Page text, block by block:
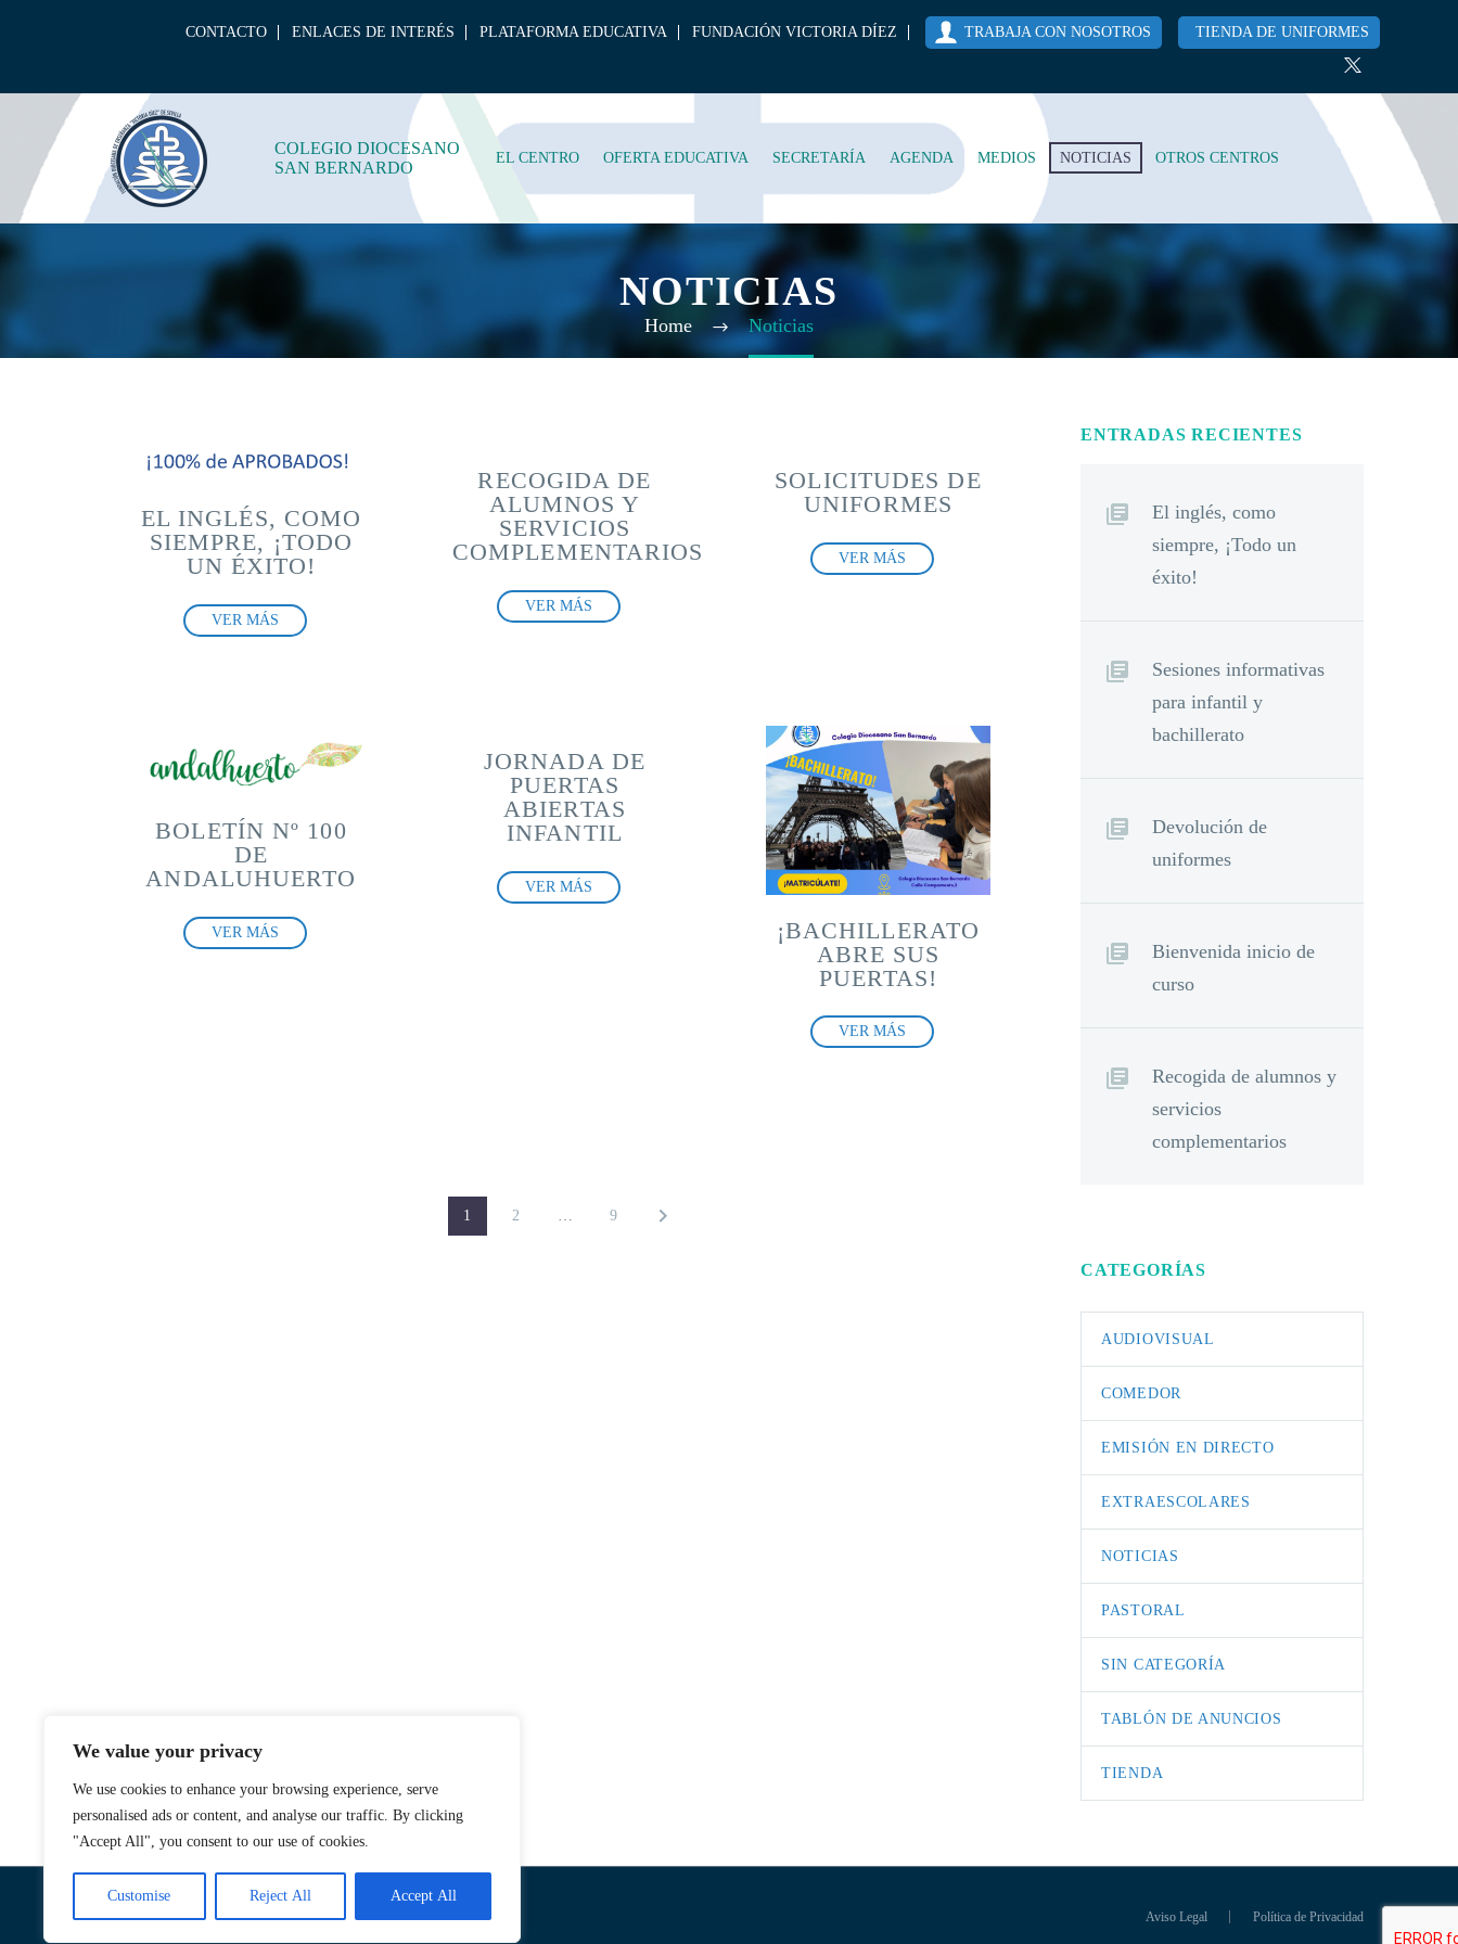
We value your privacy
We use cookies to enhance your browsing experience, serve
personalised ads or content, and analyse our traffic. By clicking
"Accept All", you consent to our use of cookies.
Customise Reject All Accept All
CONTACTO ENLACES DE INTERÉS PLATAFORMA EDUCATIVA FUNDACIÓN VICTORIA DÍEZ TRABAJA CON NOSOTROS TIENDA DE UNIFORMES
COLEGIO DIOCESANO
SAN BERNARDO
EL CENTRO OFERTA EDUCATIVA SECRETARÍA AGENDA MEDIOS NOTICIAS OTROS CENTROS
NOTICIAS
Home Noticias
EL INGLÉS, COMO
SIEMPRE, ¡TODO
UN ÉXITO!
VER MÁS
RECOGIDA DE
ALUMNOS Y
SERVICIOS
COMPLEMENTARIOS
VER MÁS
SOLICITUDES DE
UNIFORMES
VER MÁS
BOLETÍN Nº 100
DE
ANDALUHUERTO
VER MÁS
JORNADA DE
PUERTAS
ABIERTAS
INFANTIL
VER MÁS
¡BACHILLERATO
ABRE SUS
PUERTAS!
VER MÁS
1 2 … 9
ENTRADAS RECIENTES
El inglés, como
siempre, ¡Todo un
éxito!
Sesiones informativas
para infantil y
bachillerato
Devolución de
uniformes
Bienvenida inicio de
curso
Recogida de alumnos y
servicios
complementarios
CATEGORÍAS
AUDIOVISUAL
COMEDOR
EMISIÓN EN DIRECTO
EXTRAESCOLARES
NOTICIAS
PASTORAL
SIN CATEGORÍA
TABLÓN DE ANUNCIOS
TIENDA
Aviso Legal Política de Privacidad